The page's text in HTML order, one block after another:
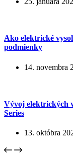
Ako elektrické
podmienky
14. novembra
Vývoj elektrických
Series
13. októbra